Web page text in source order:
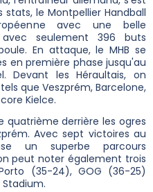
stats, le Montpellier Handball
avec une belle
seulement 396 buts
En attaque, le MHB se
en première phase jusqu'au
Devant les Héraultais, on
que Veszprém, Barcelone,
Kielce.
quatrième derrière les ogres
Avec sept victoires au
un superbe parcours
peut noter également trois
(35-24), GOG (36-25)
Stadium.